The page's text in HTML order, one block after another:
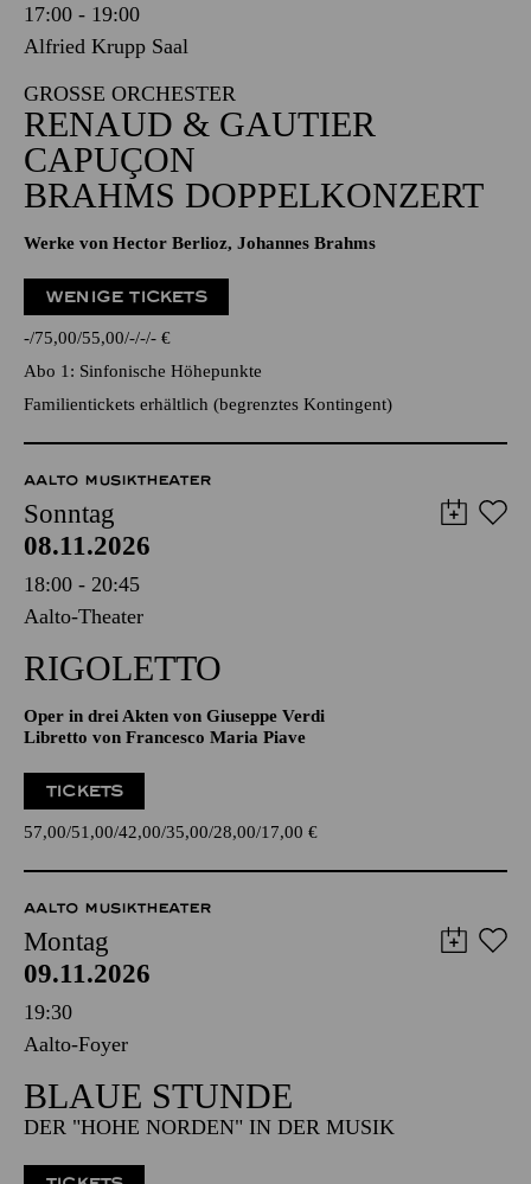
Sonntag
08.11.2026
17:00 - 19:00
Alfried Krupp Saal
GROSSE ORCHESTER
RENAUD & GAUTIER
CAPUÇON
Werke von Hector Berlioz, Johannes Brahms
WENIGE TICKETS
- 75,00 55,00 - - -€
Abo 1: Sinfonische Höhepunkte
Familienticketserhältlich (begrenztes Kontingent)
AALTO MUSIKTHEATER
Sonntag
08.11.2026
18:00 - 20:45
RIGO­LETTO
Oper in drei Akten von Giuseppe Verdi
Libretto von Francesco Maria Piave
57,00 51,00 42,00 35,00
AALTO MUSIKTHEATER
Montag
09.11.2026
19:30
Aalto-Foyer
BLAUE STUNDE